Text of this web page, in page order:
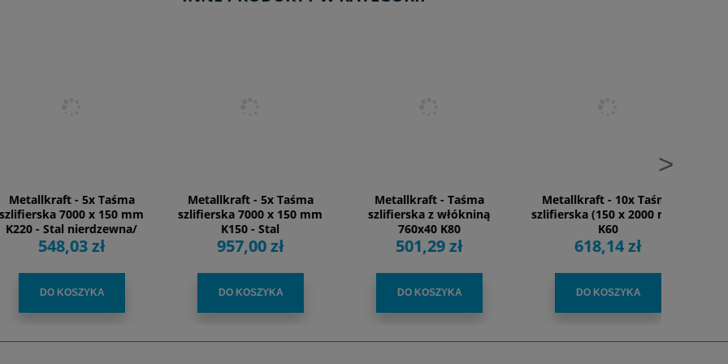
- 5x Taśma
7000 x 150 mm
- Stal nierdzewna/
czarna
548,03 zł
DO KOSZYKA
Metallkraft - 5x Taśma
szlifierska 7000 x 150 mm
K150 - Stal
957,00 zł
DO KOSZYKA
Metallkraft - Taśma
szlifierska z włókniną
760x40 K80
501,29 zł
DO KOSZYKA
Metallkraft - 10x Taśma
szlifierska (150 x 2000 mm)
618,14 zł
DO KOSZYKA
>